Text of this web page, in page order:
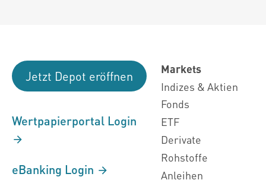
Jetzt Depot eröffnen
Wertpapierportal Login
eBanking Login
Markets
Indizes & Aktien
Fonds
ETF
Derivate
Rohstoffe
Anleihen